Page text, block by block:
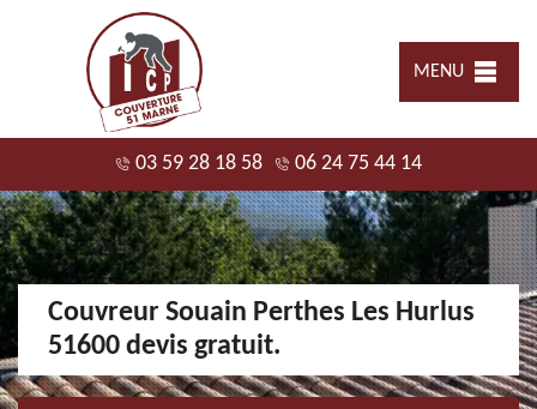
MENU
03 59 28 18 58 06 24 75 44 14
Couvreur Souain Perthes Les Hurlus
51600 devis gratuit.